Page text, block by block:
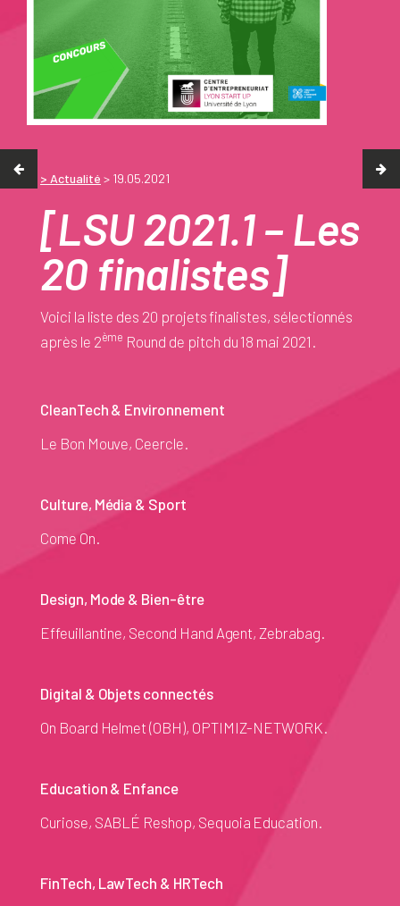
> Actualité > 19.05.2021
[LSU 2021.1 – Les
20 finalistes]
Voici la liste des 20 projets finalistes, sélectionnés
après le 2ème Round de pitch du 18 mai 2021.
CleanTech & Environnement
Le Bon Mouve, Ceercle.
Culture, Média & Sport
Come On.
Design, Mode & Bien-être
Effeuillantine, Second Hand Agent, Zebrabag.
Digital & Objets connectés
On Board Helmet (OBH), OPTIMIZ-NETWORK.
Education & Enfance
Curiose, SABLÉ Reshop, Sequoia Education.
FinTech, LawTech & HRTech